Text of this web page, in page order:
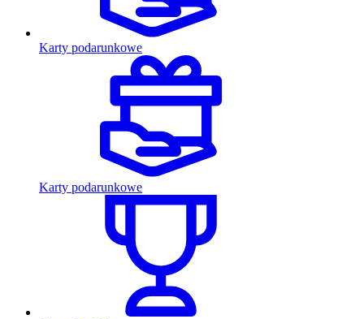
Karty podarunkowe
Karty podarunkowe